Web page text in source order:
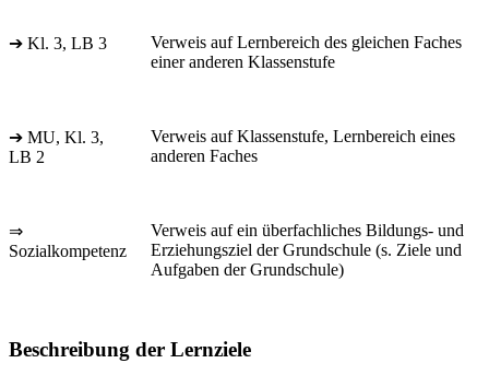
➔ Kl. 3, LB 3
Verweis auf Lernbereich des gleichen Faches
einer anderen Klassenstufe
➔ MU, Kl. 3,
LB 2
Verweis auf Klassenstufe, Lernbereich eines
anderen Faches
⇒
Sozialkompetenz
Verweis auf ein überfachliches Bildungs- und
Erziehungsziel der Grundschule (s. Ziele und
Aufgaben der Grundschule)
Beschreibung der Lernziele